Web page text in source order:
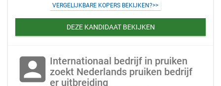
VERGELIJKBARE KOPERS BEKIJKEN?>>
DEZE KANDIDAAT BEKIJKEN
account_box Internationaal bedrijf in pruiken
zoekt Nederlands pruiken bedrijf
er uitbreiding